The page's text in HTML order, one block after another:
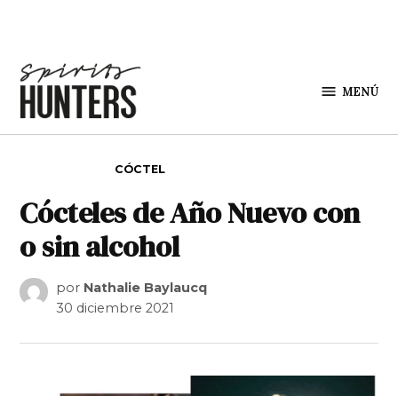
MENÚ
CÓCTEL
Cócteles de Año Nuevo con
o sin alcohol
por Nathalie Baylaucq
30 diciembre 2021